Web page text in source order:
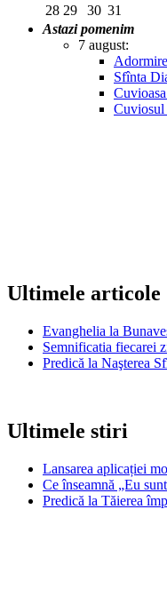
28 29 30 31
Astazi pomenim
7 august:
Sfînta
Cuviosul
Ultimele articole
Evanghelia la
Semnificatia fiecarei
Predică la Naşterea
Ultimele stiri
Lansarea aplicației
Ce înseamnă „Eu
Predică la Tăierea